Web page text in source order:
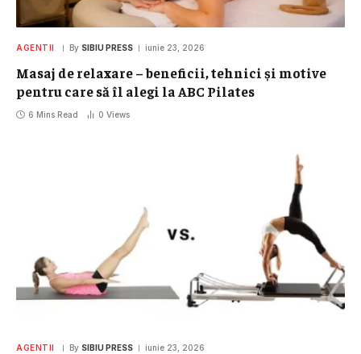
AGENTII By SIBIU PRESS iunie 23, 2026
Masaj de relaxare – beneficii, tehnici și motive
pentru care să îl alegi la ABC Pilates
6 Mins Read 0 Views
AGENTII By SIBIU PRESS iunie 23, 2026